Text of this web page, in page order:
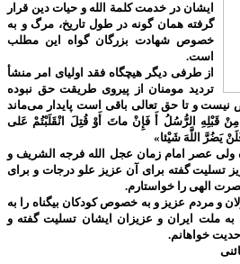
ایشان در خدمت کلمة الله و حیات دین قرار
گرفته همان گونه در طول تاریخ، مرگ و به
خصوص شهادت بزرگان گواه این مطلب
است.
از طرفی دیگر هیچگاه فقد اولیای امر منشأ
تردید مومنان از پیروی طریقت حق نبوده
و تا حق تعالی باقی است پایدار می‌ماند
قَبْلِهِ الرُّسُلُ أَ فَإِنْ ماتَ أَوْ قُتِلَ انْقَلَبْتُمْ عَلى‌
يَضُرَّ اللَّهَ شَيْئا»
ولی عصر امام زمان عجل الله فرجه الشریف و
تسلیت گفته برای آن عزیز علو درجات و برای
الهی را خواستارم.
و مردم عزیز و به خصوص کودکان بیگناه را به
ملت ایران و عزیزان ایشان تسلیت گفته و
خواهانم.